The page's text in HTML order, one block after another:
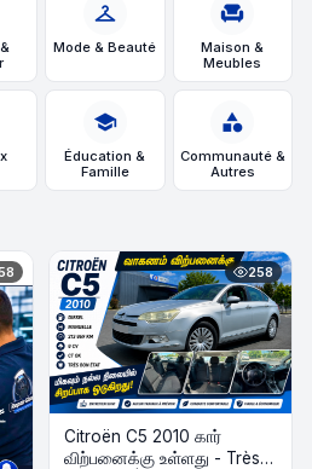
checkroom
Mode & Beauté
chair
Maison &
Meubles
school
Éducation &
Famille
category
Communauté &
Autres
258
Citroën C5 2010 கார்
விற்பனைக்கு உள்ளது - Très